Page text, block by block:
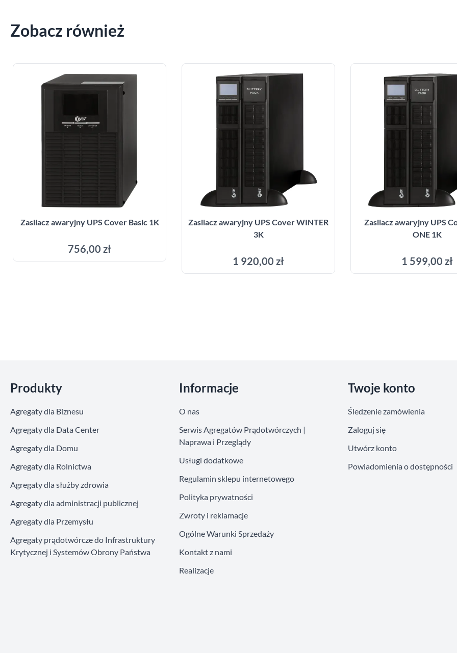
Zobacz również
Zasilacz awaryjny UPS Cover Basic 1K
756,00 zł
Zasilacz awaryjny UPS Cover WINTER
3K
1 920,00 zł
Zasilacz awaryjny UPS
ONE 1K
1 599,00 zł
Produkty
Agregaty dla Biznesu
Agregaty dla Data Center
Agregaty dla Domu
Agregaty dla Rolnictwa
Agregaty dla służby zdrowia
Agregaty dla administracji publicznej
Agregaty dla Przemysłu
Agregaty prądotwórcze do Infrastruktury
Krytycznej i Systemów Obrony Państwa
Informacje
O nas
Serwis Agregatów Prądotwórczych |
Naprawa i Przeglądy
Usługi dodatkowe
Regulamin sklepu internetowego
Polityka prywatności
Zwroty i reklamacje
Ogólne Warunki Sprzedaży
Kontakt z nami
Realizacje
Twoje konto
Śledzenie zamówienia
Zaloguj się
Utwórz konto
Powiadomienia o dostępności